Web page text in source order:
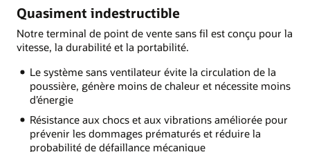
Quasiment indestructible
Notre terminal de point de vente sans fil est conçu pour la
vitesse, la durabilité et la portabilité.
Le système sans ventilateur évite la circulation de la
poussière, génère moins de chaleur et nécessite moins
d’énergie
Résistance aux chocs et aux vibrations améliorée pour
prévenir les dommages prématurés et réduire la
probabilité de défaillance mécanique